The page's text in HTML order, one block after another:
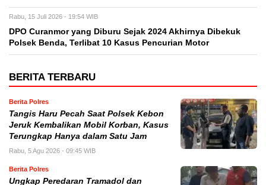
Rabu, 15 Juli 2026 - 19:54 WIB
DPO Curanmor yang Diburu Sejak 2024 Akhirnya Dibekuk
Polsek Benda, Terlibat 10 Kasus Pencurian Motor
BERITA TERBARU
Berita Polres
Tangis Haru Pecah Saat Polsek Kebon
Jeruk Kembalikan Mobil Korban, Kasus
Terungkap Hanya dalam Satu Jam
Rabu, 5 Agu 2026 - 09:45 WIB
Berita Polres
Ungkap Peredaran Tramadol dan